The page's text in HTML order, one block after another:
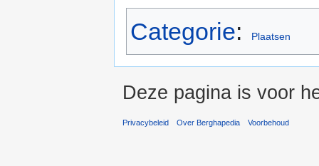
Categorie: Plaatsen
Deze pagina is voor
Privacybeleid Over Berghapedia Voorbehoud